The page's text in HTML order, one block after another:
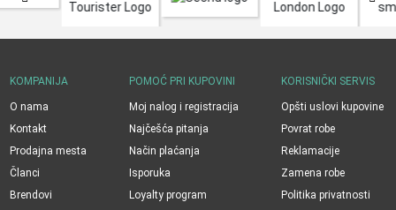
KOMPANIJA
O nama
Kontakt
Prodajna mesta
Članci
Brendovi
POMOĆ PRI KUPOVINI
Moj nalog i registracija
Najčešća pitanja
Način plaćanja
Isporuka
Loyalty program
KORISNIČKI SERVIS
Opšti uslovi kupovine
Povrat robe
Reklamacije
Zamena robe
Politika privatnosti